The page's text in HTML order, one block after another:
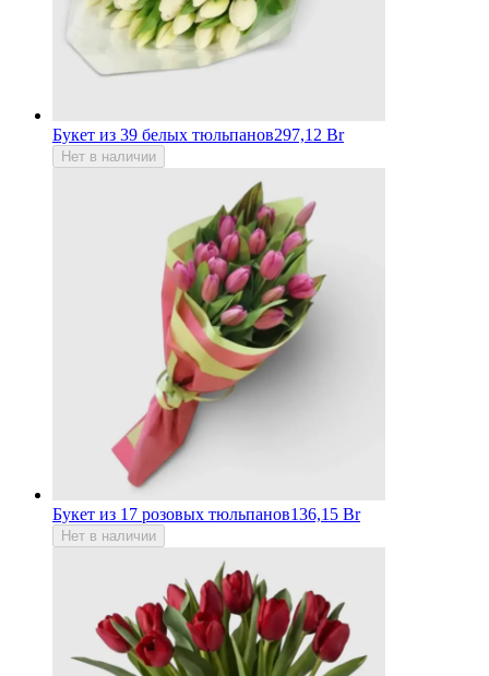
Букет из 39 белых тюльпанов297,12 Br
Нет в наличии
Букет из 17 розовых тюльпанов136,15 Br
Нет в наличии